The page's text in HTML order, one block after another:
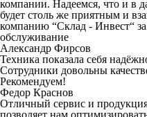
компании. Надеемся, что и в
будет столь же приятным и
компанию “Склад - Инвест“
обслуживание
Александр Фирсов
Техника показала себя
Сотрудники довольны
Рекомендуем!
Федор Краснов
Отличный сервис и
позволяет нам